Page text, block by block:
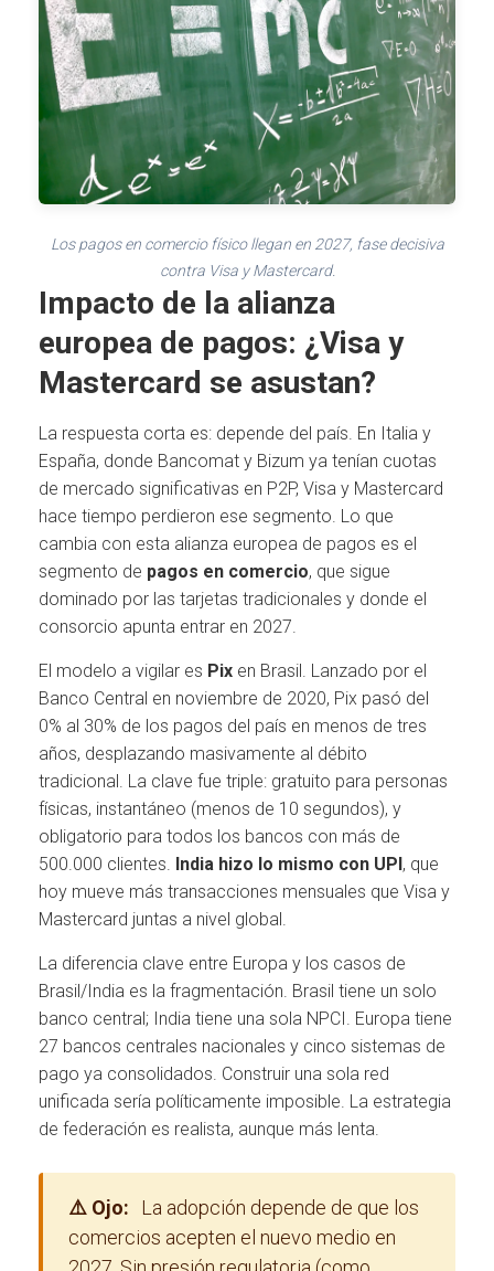
Los pagos en comercio físico llegan en 2027, fase decisiva
contra Visa y Mastercard.
Impacto de la alianza
europea de pagos: ¿Visa y
Mastercard se asustan?
La respuesta corta es: depende del país. En Italia y
España, donde Bancomat y Bizum ya tenían cuotas
de mercado significativas en P2P, Visa y Mastercard
hace tiempo perdieron ese segmento. Lo que
cambia con esta alianza europea de pagos es el
segmento de pagos en comercio, que sigue
dominado por las tarjetas tradicionales y donde el
consorcio apunta entrar en 2027.
El modelo a vigilar es Pix en Brasil. Lanzado por el
Banco Central en noviembre de 2020, Pix pasó del
0% al 30% de los pagos del país en menos de tres
años, desplazando masivamente al débito
tradicional. La clave fue triple: gratuito para personas
físicas, instantáneo (menos de 10 segundos), y
obligatorio para todos los bancos con más de
500.000 clientes. India hizo lo mismo con UPI, que
hoy mueve más transacciones mensuales que Visa y
Mastercard juntas a nivel global.
La diferencia clave entre Europa y los casos de
Brasil/India es la fragmentación. Brasil tiene un solo
banco central; India tiene una sola NPCI. Europa tiene
27 bancos centrales nacionales y cinco sistemas de
pago ya consolidados. Construir una sola red
unificada sería políticamente imposible. La estrategia
de federación es realista, aunque más lenta.
⚠️ Ojo:
La adopción depende de que los
comercios acepten el nuevo medio en